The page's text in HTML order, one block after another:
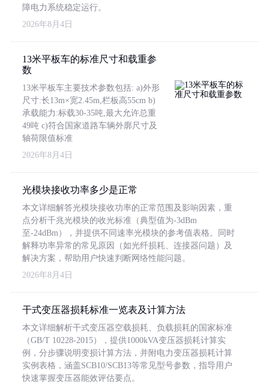
障电力系统稳定运行。
2026年8月4日
13米平板车的标准尺寸和载重参
数
13米平板车主要技术参数包括: a)外形
尺寸:长13m×宽2.45m,栏板高55cm b)
承载能力:标载30-35吨,最大允许总重
49吨 c)符合国家道路车辆外廓尺寸及
轴荷限值标准
2026年8月4日
光模块接收功率多少是正常
本文详细解答光模块接收功率的正常范围及影响因素，重
点分析千兆光模块的收光标准（典型值为-3dBm
至-24dBm），并提供不同速率光模块的参考值表格。同时
解释功率异常的常见原因（如光纤损耗、连接器问题）及
解决方案，帮助用户快速判断网络性能问题。
2026年8月4日
干式变压器损耗标准一览表及计算方法
本文详细解析干式变压器空载损耗、负载损耗的国家标准
（GB/T 10228-2015），提供1000kVA变压器损耗计算实
例，分步骤说明变损计算方法，并附电力变压器损耗计算
实例表格，涵盖SCB10/SCB13等常见型号参数，指导用户
快速掌握变压器能效评估要点。